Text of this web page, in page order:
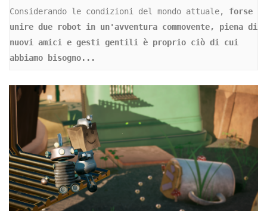
Considerando le condizioni del mondo attuale, forse
unire due robot in un'avventura commovente, piena di
nuovi amici e gesti gentili è proprio ciò di cui
abbiamo bisogno...